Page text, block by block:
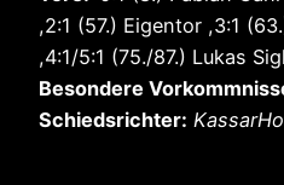
,2:1 (57.) Eigentor ,3:1
,4:1/5:1 (75./87.) Lukas
Besondere
Schiedsrichter: